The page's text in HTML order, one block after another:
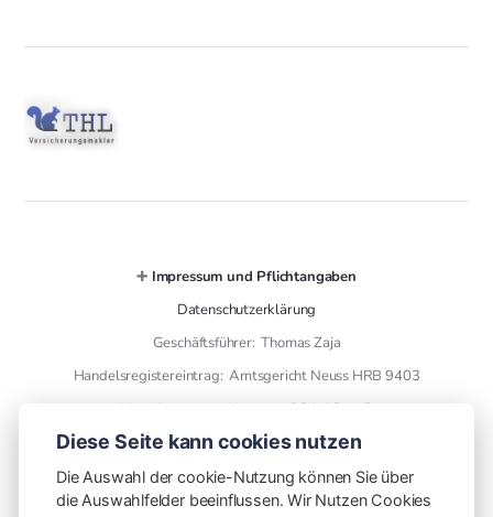
➕ Impressum und Pflichtangaben
Datenschutzerklärung
Geschäftsführer: Thomas Zaja
Handelsregistereintrag: Amtsgericht Neuss HRB 9403
Versicherungsmakler gem. § 34 d GewO
➕ Kontaktdaten
THL Versicherungsmakler GmbH
Diese Seite kann cookies nutzen
Die Auswahl der cookie-Nutzung können Sie über
die Auswahlfelder beeinflussen. Wir Nutzen Cookies